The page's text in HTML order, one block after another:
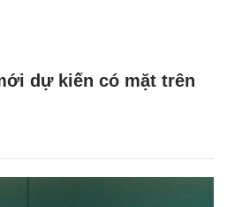
dự kiến có mặt trên